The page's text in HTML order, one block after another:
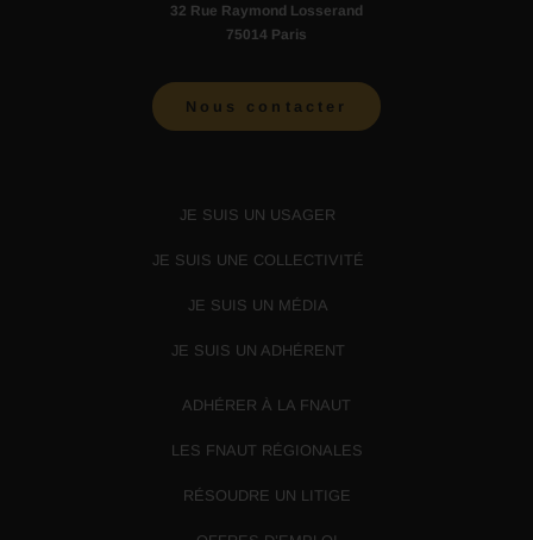
32 Rue Raymond Losserand
75014 Paris
Nous contacter
JE SUIS UN USAGER
JE SUIS UNE COLLECTIVITÉ
JE SUIS UN MÉDIA
JE SUIS UN ADHÉRENT
ADHÉRER À LA FNAUT
LES FNAUT RÉGIONALES
RÉSOUDRE UN LITIGE